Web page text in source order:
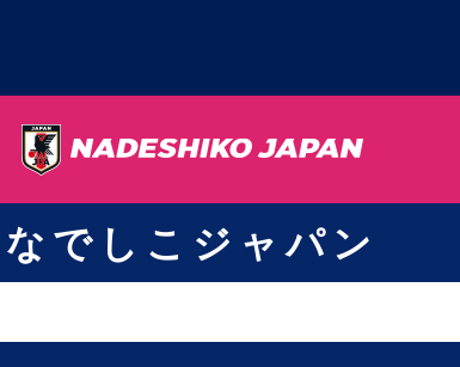
なでしこジャパン